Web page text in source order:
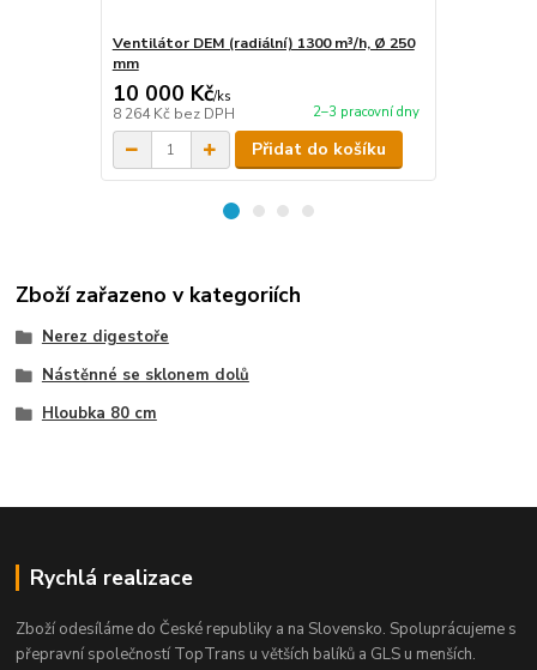
Ventilátor DEM (radiální) 1300 m³/h, Ø 250
mm
10 000 Kč/ks
8 264 Kč bez DPH 2–3 pracovní dny
Přidat do košíku
Zboží zařazeno v kategoriích
Nerez digestoře
Nástěnné se sklonem dolů
Hloubka 80 cm
Rychlá realizace
Zboží odesíláme do České republiky a na Slovensko. Spoluprácujeme s
přepravní společností TopTrans u větších balíků a GLS u menších.